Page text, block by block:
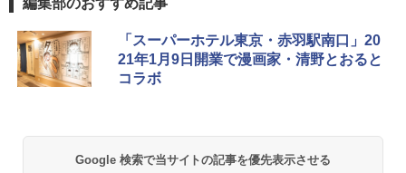
D40 地球の歩き方 チェンマイ タイ北部の魅
力的な町 2026～2027 地球の歩き方D アジア
￥2,079
球の歩き方A ヨーロッパ
[キャンパーズコレクション 山善] ポップアッ
プテント 傘みたいに広げて畳める パッとサ
ッとサンシェード キューブ フルクローズ メ
ッシュ 簡単設置 ワンタッチテント キャンプ
BUNDOK(バンドック)ソロ ドーム 1 EX BDK
-08EX カーキ ソロキャンプ ポリエステル フ
レーム テント
026リニューアル 急速冷凍 空間倍増 衛生的
編集部のおすすめ記事
「スーパーホテル東京・赤羽駅南口」20
21年1月9日開業で漫画家・清野とおると
コラボ
Google 検索で当サイトの記事を優先表示させる